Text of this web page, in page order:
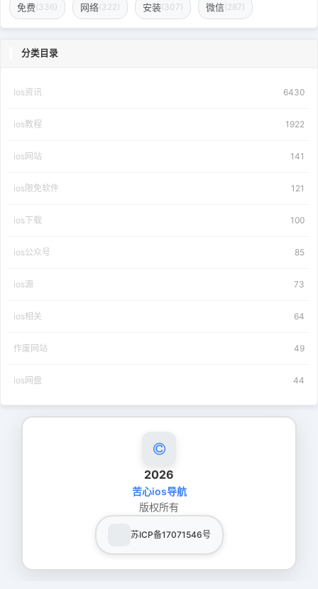
免费(336) 网络(322) 安装(307) 微信(287)
分类目录
Ios资讯 6430
ios教程 1922
ios网站 141
ios限免软件 121
ios下载 100
ios公众号 85
ios源 73
ios相关 64
作废网站 49
ios网盘 44
2026
苦心ios导航
版权所有
苏ICP备17071546号